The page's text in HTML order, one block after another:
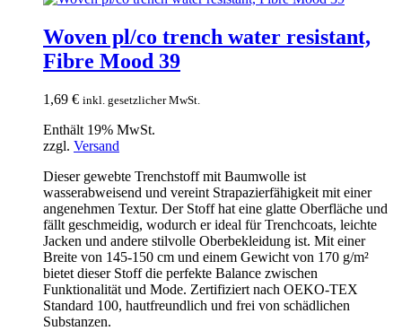
Woven pl/co trench water resistant,
Fibre Mood 39
1,69 € inkl. gesetzlicher MwSt.
Enthält 19% MwSt.
zzgl. Versand
Dieser gewebte Trenchstoff mit Baumwolle ist
wasserabweisend und vereint Strapazierfähigkeit mit einer
angenehmen Textur. Der Stoff hat eine glatte Oberfläche und
fällt geschmeidig, wodurch er ideal für Trenchcoats, leichte
Jacken und andere stilvolle Oberbekleidung ist. Mit einer
Breite von 145-150 cm und einem Gewicht von 170 g/m²
bietet dieser Stoff die perfekte Balance zwischen
Funktionalität und Mode. Zertifiziert nach OEKO-TEX
Standard 100, hautfreundlich und frei von schädlichen
Substanzen.